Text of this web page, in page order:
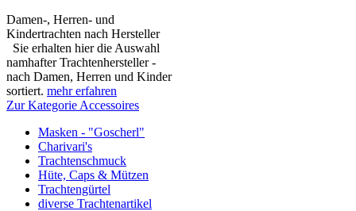
Damen-, Herren- und
Kindertrachten nach Hersteller
Sie erhalten hier die Auswahl
namhafter Trachtenhersteller -
nach Damen, Herren und Kinder
sortiert. mehr erfahren
Zur Kategorie Accessoires
Masken - "Goscherl"
Charivari's
Trachtenschmuck
Hüte, Caps & Mützen
Trachtengürtel
diverse Trachtenartikel